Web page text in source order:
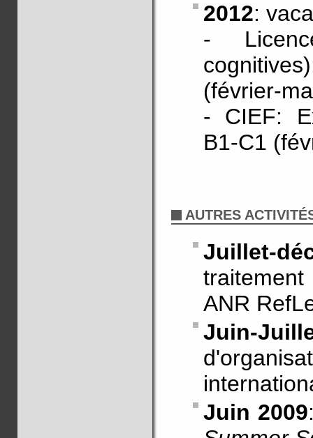
2012:
-
(février-
- CIEF:
B1-C1
AUTRES
Juillet-
ANR
Juin-
Juin 2009